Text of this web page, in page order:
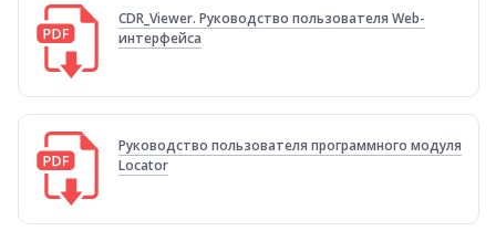
CDR_Viewer. Руководство пользователя Web-
интерфейса
Руководство пользователя программного модуля
Locator